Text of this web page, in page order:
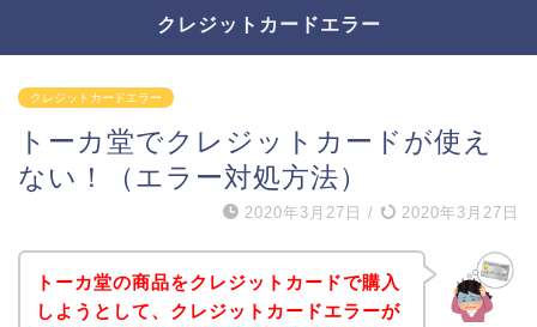
クレジットカードエラー
クレジットカードエラー
トーカ堂でクレジットカードが使え
ない！（エラー対処方法）
2020年3月27日 / 2020年3月27日
トーカ堂の商品をクレジットカードで購入
しようとして、クレジットカードエラーが